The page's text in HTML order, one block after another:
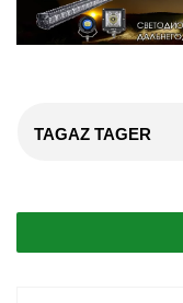
TAGAZ TAGER